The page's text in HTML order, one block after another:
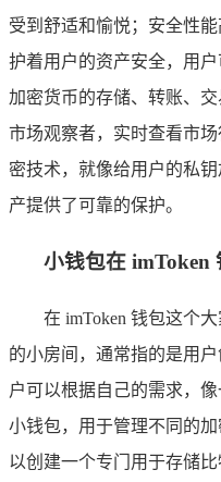
受到舒适和愉悦；安全性
护着用户的资产安全，用
加密货币的存储、转账、
市场观察者，实时查看市
密技术，就像给用户的私
产提供了可靠的保护。
小钱包在 imToken
在 imToken 钱包这个
的小房间，通常指的是用
户可以根据自己的需求，
小钱包，用于管理不同的
以创建一个专门用于存储